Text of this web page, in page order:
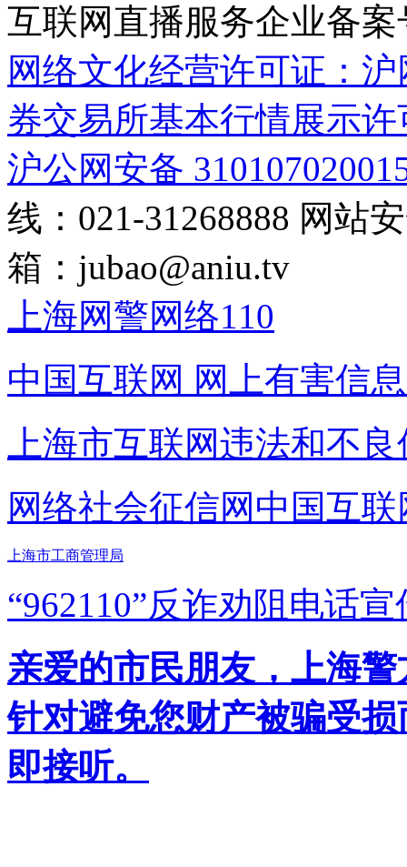
互联网直播服务企业备案
网络文化经营许可证：
券交易所基本行情展示许
沪公网安备
线：021-31268888 网站
箱： jubao@aniu.tv
上海网警网络110
中国互联网 网上有害信
上海市互联网违法和不
网络社会征信网 中国互
上海市工商管理局
“962110”反诈劝阻电话宣
亲爱的市民朋友，上海
针对避免您财产被骗受
即接听。